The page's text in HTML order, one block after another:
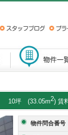
10坪 (33.05m2) 賃
物件問合番号